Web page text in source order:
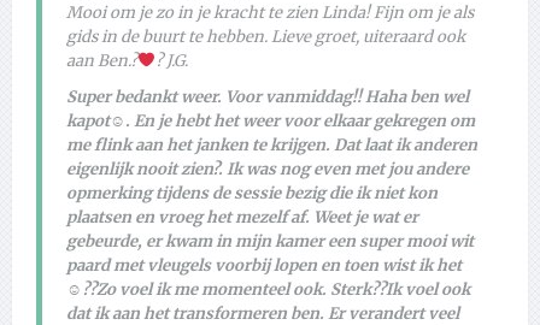
Mooi om je zo in je kracht te zien Linda! Fijn om je als
gids in de buurt te hebben. Lieve groet, uiteraard ook
aan Ben.?
? J.G.
Super bedankt weer. Voor vanmiddag!! Haha ben wel
kapot☺. En je hebt het weer voor elkaar gekregen om
me flink aan het janken te krijgen. Dat laat ik anderen
eigenlijk nooit zien?. Ik was nog even met jou andere
opmerking tijdens de sessie bezig die ik niet kon
plaatsen en vroeg het mezelf af. Weet je wat er
gebeurde, er kwam in mijn kamer een super mooi wit
paard met vleugels voorbij lopen en toen wist ik het
☺??Zo voel ik me momenteel ook. Sterk??Ik voel ook
dat ik aan het transformeren ben. Er verandert veel